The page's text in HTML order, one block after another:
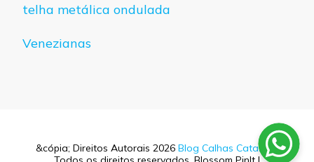
telha metálica ondulada
Venezianas
&cópia; Direitos Autorais 2026 Blog Calhas Catarina.